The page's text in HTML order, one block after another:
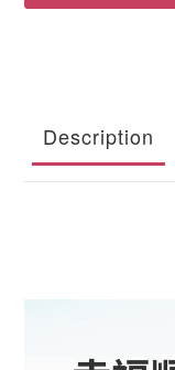
Description